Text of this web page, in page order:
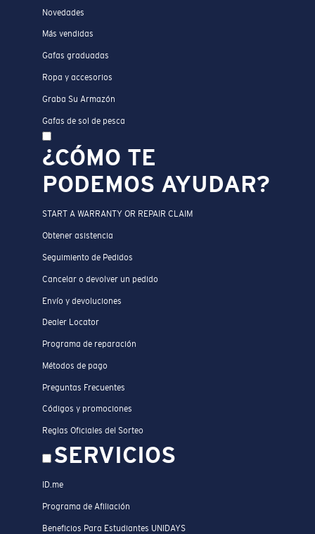
Novedades
Más vendidas
Gafas graduadas
Ropa y accesorios
Graba Su Armazón
Gafas de sol de pesca
¿CÓMO TE
PODEMOS AYUDAR?
START A WARRANTY OR REPAIR CLAIM
Obtener asistencia
Seguimiento de Pedidos
Cancelar o devolver un pedido
Envío y devoluciones
Dealer Locator
Programa de reparación
Métodos de pago
Preguntas Frecuentes
Códigos y promociones
Reglas Oficiales del Sorteo
SERVICIOS
ID.me
Programa de Afiliación
Beneficios Para Estudiantes UNIDAYS